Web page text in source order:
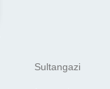
Sultangazi